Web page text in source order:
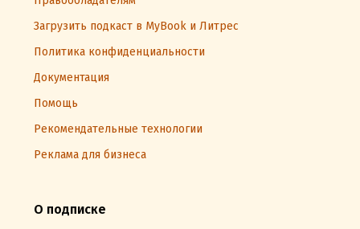
Загрузить подкаст в MyBook и Литрес
Политика конфиденциальности
Документация
Помощь
Рекомендательные технологии
Реклама для бизнеса
О подписке